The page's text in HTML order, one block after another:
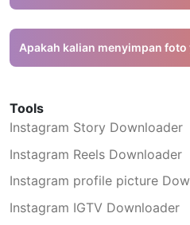
Anda dapat mengunduh satu
ZIP untuk mengunduh semua
file tersebut.
Apakah kalian menyimpan foto
Tools
Instagram Story Downloader
Instagram Reels Downloader
Instagram profile picture
Instagram IGTV Downloader